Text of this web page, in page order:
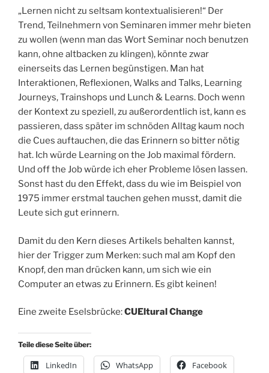
„Lernen nicht zu seltsam kontextualisieren!“ Der
Trend, Teilnehmern von Seminaren immer mehr bieten
zu wollen (wenn man das Wort Seminar noch benutzen
kann, ohne altbacken zu klingen), könnte zwar
einerseits das Lernen begünstigen. Man hat
Interaktionen, Reflexionen, Walks and Talks, Learning
Journeys, Trainshops und Lunch & Learns. Doch wenn
der Kontext zu speziell, zu außerordentlich ist, kann es
passieren, dass später im schnöden Alltag kaum noch
die Cues auftauchen, die das Erinnern so bitter nötig
hat. Ich würde Learning on the Job maximal fördern.
Und off the Job würde ich eher Probleme lösen lassen.
Sonst hast du den Effekt, dass du wie im Beispiel von
1975 immer erstmal tauchen gehen musst, damit die
Leute sich gut erinnern.
Damit du den Kern dieses Artikels behalten kannst,
hier der Trigger zum Merken: such mal am Kopf den
Knopf, den man drücken kann, um sich wie ein
Computer an etwas zu Erinnern. Es gibt keinen!
Eine zweite Eselsbrücke:CUEltural Change
Teile diese Seite über:
LinkedIn WhatsApp Facebook